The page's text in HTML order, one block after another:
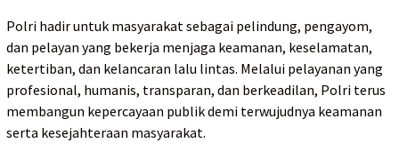
Polri hadir untuk masyarakat sebagai pelindung, pengayom,
dan pelayan yang bekerja menjaga keamanan, keselamatan,
ketertiban, dan kelancaran lalu lintas. Melalui pelayanan yang
profesional, humanis, transparan, dan berkeadilan, Polri terus
membangun kepercayaan publik demi terwujudnya keamanan
serta kesejahteraan masyarakat.